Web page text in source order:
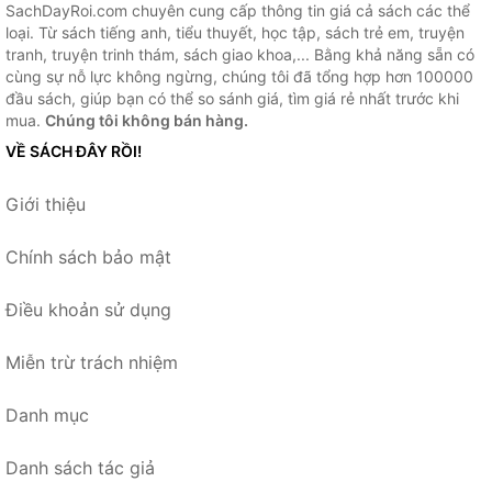
SachDayRoi.com chuyên cung cấp thông tin giá cả sách các thể
loại. Từ sách tiếng anh, tiểu thuyết, học tập, sách trẻ em, truyện
tranh, truyện trinh thám, sách giao khoa,... Bằng khả năng sẵn có
cùng sự nỗ lực không ngừng, chúng tôi đã tổng hợp hơn 100000
đầu sách, giúp bạn có thể so sánh giá, tìm giá rẻ nhất trước khi
mua. Chúng tôi không bán hàng.
VỀ SÁCH ĐÂY RỒI!
Giới thiệu
Chính sách bảo mật
Điều khoản sử dụng
Miễn trừ trách nhiệm
Danh mục
Danh sách tác giả